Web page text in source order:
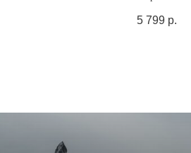
5 799 р.